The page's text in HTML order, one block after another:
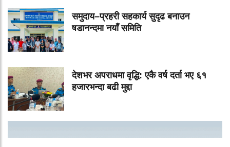
समुदाय–प्रहरी सहकार्य सुदृढ बनाउन
षडानन्दमा नयाँ समिति
देशभर अपराधमा वृद्धि: एकै वर्ष दर्ता भए ६१
हजारभन्दा बढी मुद्दा